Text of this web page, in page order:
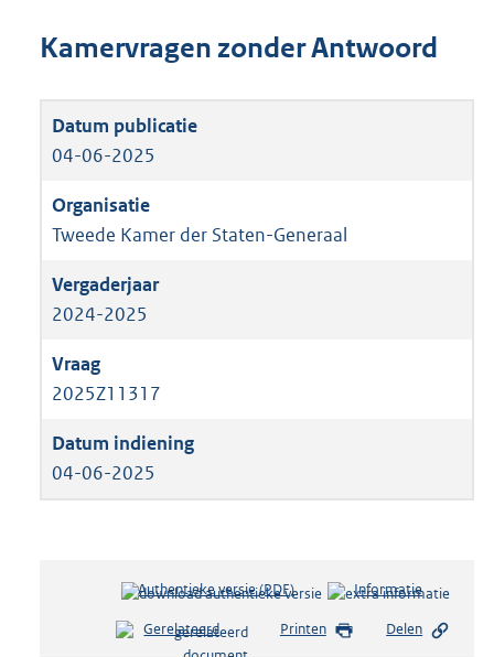
Kamervragen zonder Antwoord
04-06-2025
Tweede Kamer der Staten-Generaal
2024-2025
2025Z11317
04-06-2025
Authentieke versie (PDF)b
s
Informatie
Gerelateerd Printen Delen